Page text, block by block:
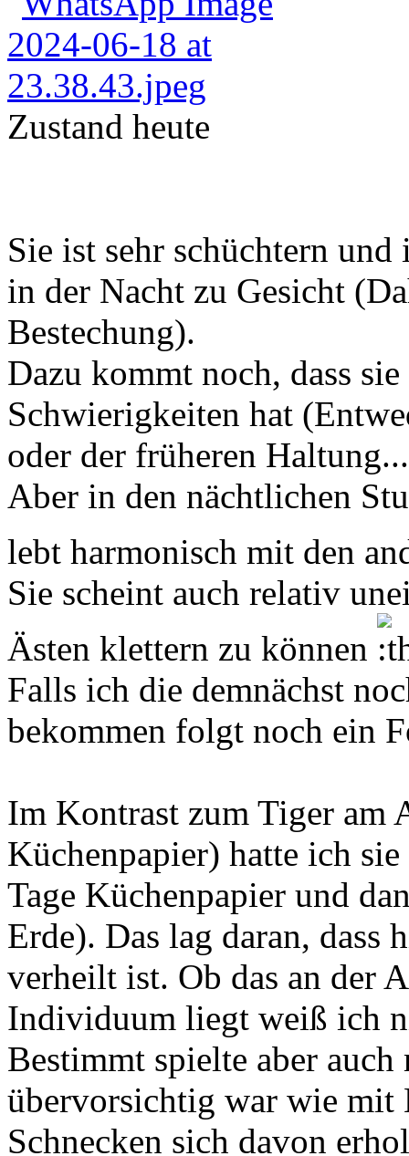
Zustand heute
Sie ist sehr schüchtern
in der Nacht zu Gesicht
Bestechung).
Dazu kommt noch, dass
Schwierigkeiten hat
oder der früheren
Aber in den nächtlichen
lebt harmonisch mit den
Sie scheint auch relativ
Ästen klettern zu können
Falls ich die demnächst
bekommen folgt noch ein
Im Kontrast zum Tiger am
Küchenpapier) hatte ich
Tage Küchenpapier und
Erde). Das lag daran, dass
verheilt ist. Ob das an der
Individuum liegt weiß ich
Bestimmt spielte aber
übervorsichtig war wie mit
Schnecken sich davon